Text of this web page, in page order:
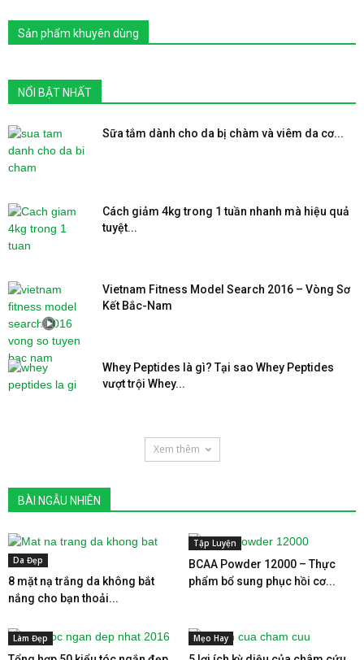
Sản phẩm khuyên dùng
NỔI BẬT NHẤT
Sữa tắm dành cho da bị chàm và viêm da cơ...
Cách giảm 4kg trong 1 tuần nhanh mà hiệu quả
tuyệt...
Vietnam Fitness Model Search 2016 – Vòng Sơ
Kết Bắc-Nam
Whey Peptides là gì? Tại sao Whey Peptides
vượt trội Whey...
Xem thêm
BÀI NGẪU NHIÊN
Da Đẹp
8 mặt nạ trắng da không bắt
nắng cho bạn thoải...
Tập Luyện
BCAA Powder 12000 – Thực
phẩm bổ sung phục hồi cơ...
Làm Đẹp Mẹo Hay